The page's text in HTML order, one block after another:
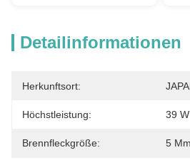
Detailinformationen
Herkunftsort:
Höchstleistung: 39 W
Brennfleckgröße: 5